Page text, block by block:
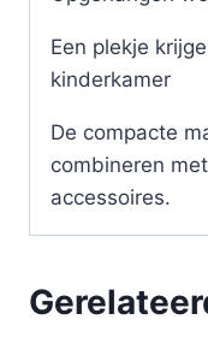
Een plekje
kinderkamer
De compacte
combineren
accessoires.